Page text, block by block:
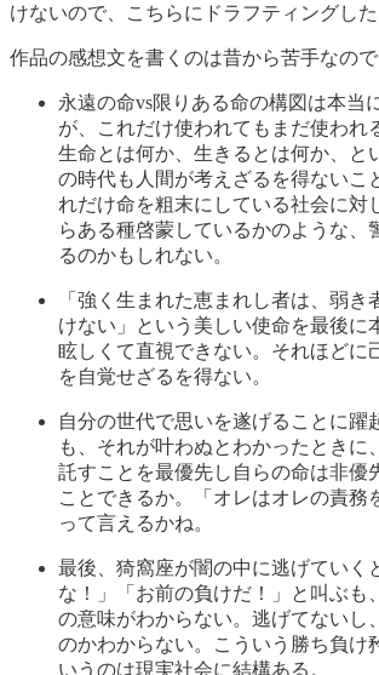
けないので、こちらにドラフティングした
作品の感想文を書くのは昔から苦手なので
永遠の命vs限りある命の構図は本当
が、これだけ使われてもまだ使われ
生命とは何か、生きるとは何か、と
の時代も人間が考えざるを得ないこ
れだけ命を粗末にしている社会に対
らある種啓蒙しているかのような、
るのかもしれない。
「強く生まれた恵まれし者は、弱き
けない」という美しい使命を最後に
眩しくて直視できない。それほどに
を自覚せざるを得ない。
自分の世代で思いを遂げることに躍
も、それが叶わぬとわかったときに
託すことを最優先し自らの命は非優
ことできるか。「オレはオレの責務
って言えるかね。
最後、猗窩座が闇の中に逃げていく
な！」「お前の負けだ！」と叫ぶも
の意味がわからない。逃げてないし
のかわからない。こういう勝ち負け
いうのは現実社会に結構ある。